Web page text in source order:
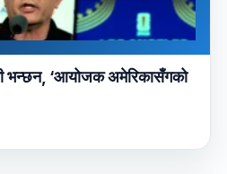
भन्छन, ‘आयोजक अमेरिकासँगको